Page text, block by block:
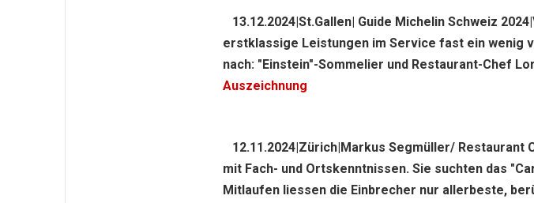
13.12.2024|St.Gallen| Guide Michelin Schweiz
erstklassige Leistungen im Service fast ein wenig
nach: "Einstein"-Sommelier und Restaurant-Chef
Auszeichnung
12.11.2024|Zürich|Markus Segmüller/ Restaurant
mit Fach- und Ortskenntnissen. Sie suchten das
Mitlaufen liessen die Einbrecher nur allerbeste,